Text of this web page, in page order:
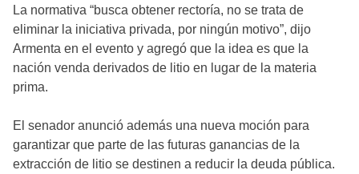
La normativa “busca obtener rectoría, no se trata de
eliminar la iniciativa privada, por ningún motivo”, dijo
Armenta en el evento y agregó que la idea es que la
nación venda derivados de litio en lugar de la materia
prima.
El senador anunció además una nueva moción para
garantizar que parte de las futuras ganancias de la
extracción de litio se destinen a reducir la deuda pública.